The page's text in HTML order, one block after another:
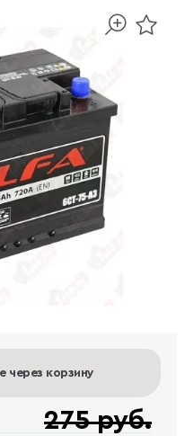
через корзину
275 руб.